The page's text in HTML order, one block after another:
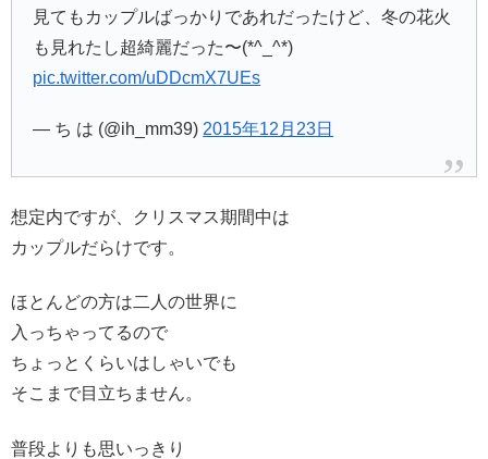
見てもカップルばっかりであれだったけど、冬の花火
も見れたし超綺麗だった〜(*^_^*)
pic.twitter.com/uDDcmX7UEs
— ち は (@ih_mm39) 2015年12月23日
想定内ですが、クリスマス期間中は
カップルだらけです。
ほとんどの方は二人の世界に
入っちゃってるので
ちょっとくらいはしゃいでも
そこまで目立ちません。
普段よりも思いっきり